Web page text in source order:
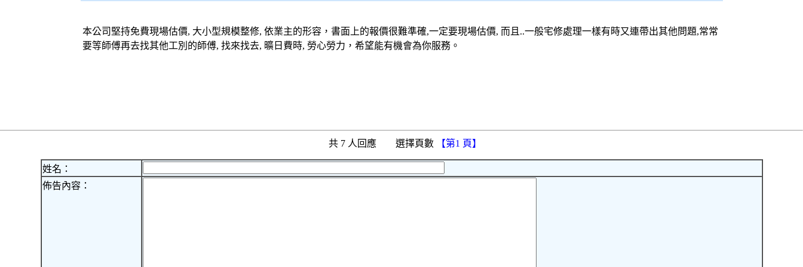
本公司堅持免費現場估價, 大小型規模整修, 依業主的形容，書面上的報價很難準確,一定要現場估價, 而且..一般宅修處理一樣有時又連帶出其他問題,常常
要等師傅再去找其他工別的師傅, 找來找去, 曠日費時, 勞心勞力，希望能有機會為你服務。
共 7 人回應 選擇頁數 【第1 頁】
姓名：
佈告內容：